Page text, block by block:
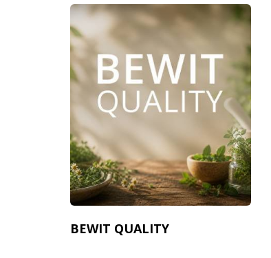
BEWIT QUALITY